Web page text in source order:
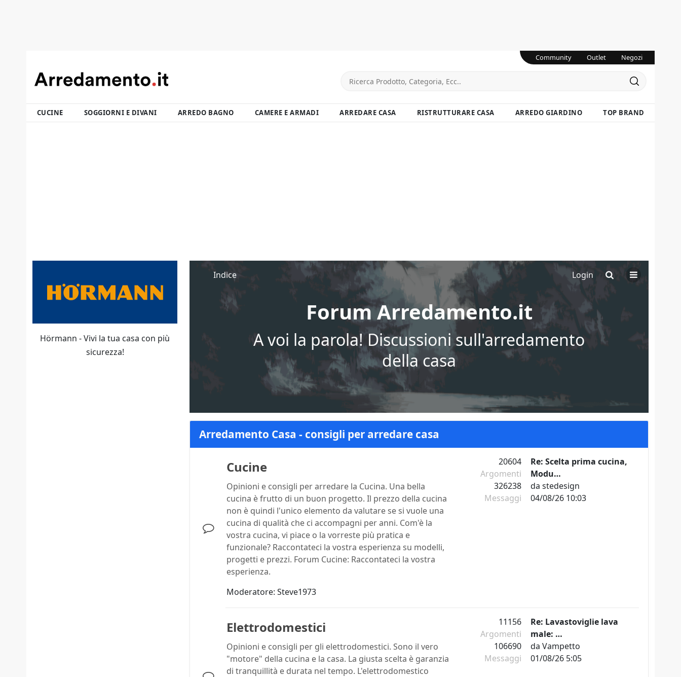
Community Outlet Negozi
CUCINE SOGGIORNI E DIVANI ARREDO BAGNO CAMERE E ARMADI ARREDARE CASA RISTRUTTURARE CASA ARREDO GIARDINO TOP BRAND
Login
Indice
Forum Arredamento.it
A voi la parola! Discussioni sull'arredamento
della casa
Arredamento Casa - consigli per arredare casa
Cucine
Opinioni e consigli per arredare la Cucina. Una bella
cucina è frutto di un buon progetto. Il prezzo della cucina
non è quindi l'unico elemento da valutare se si vuole una
cucina di qualità che ci accompagni per anni. Com'è la
vostra cucina, vi piace o la vorreste più pratica e
funzionale? Raccontateci la vostra esperienza su modelli,
progetti e prezzi. Forum Cucine: Raccontateci la vostra
esperienza.
Moderatore: Steve1973
20604
Argomenti
326238
Messaggi
Re: Scelta prima cucina,
Modu…
da stedesign
04/08/26 10:03
Elettrodomestici
Opinioni e consigli per gli elettrodomestici. Sono il vero
"motore" della cucina e la casa. La giusta scelta è garanzia
di tranquillità e durata nel tempo. L'elettrodomestico
11156
Argomenti
106690
Messaggi
Re: Lavastoviglie lava
male: …
da Vampetto
01/08/26 5:05
Hörmann - Vivi la tua casa con più
sicurezza!